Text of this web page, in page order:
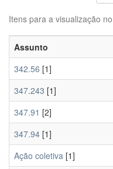
Itens para a visualização
Assunto
342.56 [1]
347.243 [1]
347.91 [2]
347.94 [1]
Ação coletiva [1]